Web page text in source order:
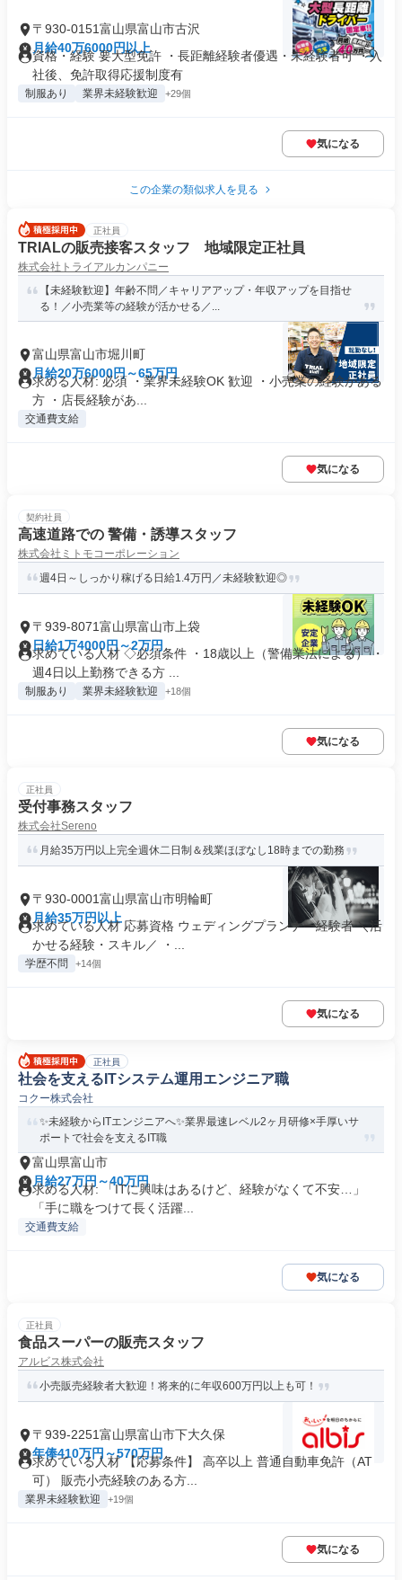
〒930-0151富山県富山市古沢
月給40万6000円以上
資格・経験 要大型免許 ・長距離経験者優遇・未経験者可 ・入
社後、免許取得応援制度有
制服あり 業界未経験歓迎 +29個
気になる
この企業の類似求人を見る
正社員
TRIALの販売接客スタッフ 地域限定正社員
株式会社トライアルカンパニー
【未経験歓迎】年齢不問／キャリアアップ・年収アップを目指せ
る！／小売業等の経験が活かせる／...
富山県富山市堀川町
月給20万6000円～65万円
求める人材: 必須 ・業界未経験OK 歓迎 ・小売業の経験がある
方 ・店長経験があ...
交通費支給
気になる
契約社員
高速道路での 警備・誘導スタッフ
株式会社ミトモコーポレーション
週4日～しっかり稼げる日給1.4万円／未経験歓迎◎
〒939-8071富山県富山市上袋
日給1万4000円～2万円
求めている人材 ◇必須条件 ・18歳以上（警備業法による） ・
週4日以上勤務できる方 ...
制服あり 業界未経験歓迎 +18個
気になる
正社員
受付事務スタッフ
株式会社Sereno
月給35万円以上完全週休二日制＆残業ほぼなし18時までの勤務
〒930-0001富山県富山市明輪町
月給35万円以上
求めている人材 応募資格 ウェディングプランナー経験者 ＼活
かせる経験・スキル／ ・...
学歴不問 +14個
気になる
正社員
社会を支えるITシステム運用エンジニア職
コクー株式会社
✨未経験からITエンジニアへ✨業界最速レベル2ヶ月研修×手厚いサ
ポートで社会を支えるIT職
富山県富山市
月給27万円～40万円
求める人材: 「ITに興味はあるけど、経験がなくて不安…」
「手に職をつけて長く活躍...
交通費支給
気になる
正社員
食品スーパーの販売スタッフ
アルビス株式会社
小売販売経験者大歓迎！将来的に年収600万円以上も可！
〒939-2251富山県富山市下大久保
年俸410万円～570万円
求めている人材 【応募条件】 高卒以上 普通自動車免許（AT
可） 販売小売経験のある方...
業界未経験歓迎 +19個
気になる